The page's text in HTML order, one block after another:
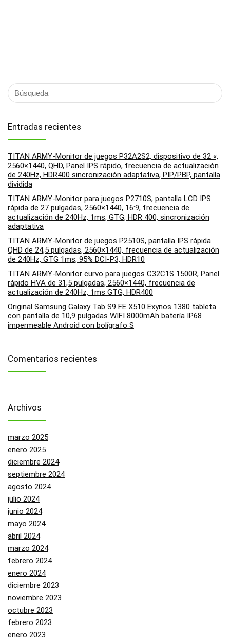
Entradas recientes
TITAN ARMY-Monitor de juegos P32A2S2, dispositivo de 32 «,
2560×1440, QHD, Panel IPS rápido, frecuencia de actualización
de 240Hz, HDR400 sincronización adaptativa, PIP/PBP, pantalla
dividida
TITAN ARMY-Monitor para juegos P2710S, pantalla LCD IPS
rápida de 27 pulgadas, 2560×1440, 16:9, frecuencia de
actualización de 240Hz, 1ms, GTG, HDR 400, sincronización
adaptativa
TITAN ARMY-Monitor de juegos P2510S, pantalla IPS rápida
QHD de 24,5 pulgadas, 2560×1440, frecuencia de actualización
de 240Hz, GTG 1ms, 95% DCI-P3, HDR10
TITAN ARMY-Monitor curvo para juegos C32C1S 1500R, Panel
rápido HVA de 31,5 pulgadas, 2560×1440, frecuencia de
actualización de 240Hz, 1ms GTG, HDR400
Original Samsung Galaxy Tab S9 FE X510 Exynos 1380 tableta
con pantalla de 10,9 pulgadas WIFI 8000mAh batería IP68
impermeable Android con bolígrafo S
Comentarios recientes
Archivos
marzo 2025
enero 2025
diciembre 2024
septiembre 2024
agosto 2024
julio 2024
junio 2024
mayo 2024
abril 2024
marzo 2024
febrero 2024
enero 2024
diciembre 2023
noviembre 2023
octubre 2023
febrero 2023
enero 2023